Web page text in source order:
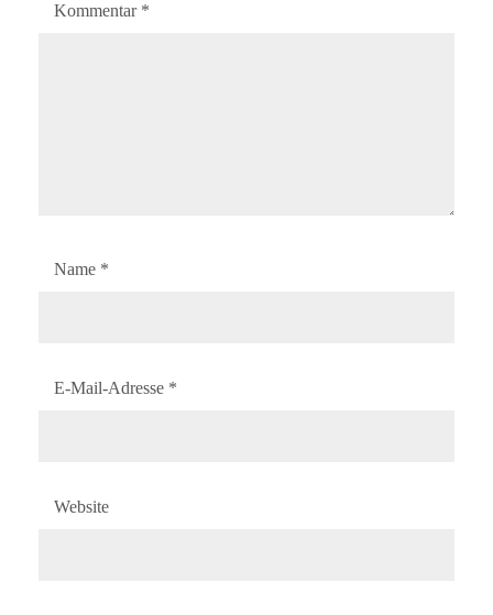
Kommentar *
Name *
E-Mail-Adresse *
Website